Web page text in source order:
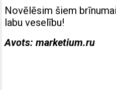
Novēlēsim šiem
labu veselību!
Avots: marketium.ru